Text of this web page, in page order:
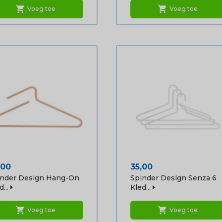
shopping_cart Voeg toe shopping_cart Voeg toe
Design Hang-On
shopping_cart Voeg toe
Prijs
35,00
Spinder Design Senza 6
Kled...
shopping_cart Voeg toe